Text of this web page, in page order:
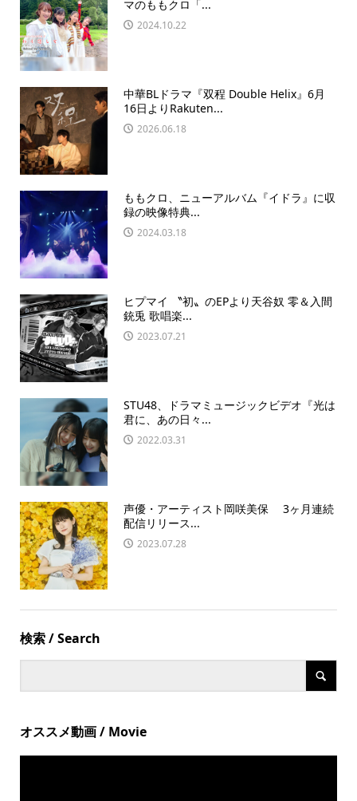
マのももクロ「...
2024.10.22
中華BLドラマ『双程 Double Helix』6月
16日よりRakuten...
2026.06.18
ももクロ、ニューアルバム『イドラ』に収
録の映像特典...
2024.03.18
ヒプマイ 〝初〟のEPより天谷奴 零＆入間
銃兎 歌唱楽...
2023.07.21
STU48、ドラマミュージックビデオ『光は
君に、あの⽇々...
2022.03.31
声優・アーティスト岡咲美保 3ヶ月連続
配信リリース...
2023.07.28
検索 / Search
オススメ動画 / Movie